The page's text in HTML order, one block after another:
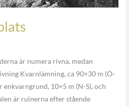
är numera rivna, medan
Kvarnlämning, ca 90×30 m (Ö-
enkvarngrund, 10×5 m (N-S), och
är ruinerna efter stående